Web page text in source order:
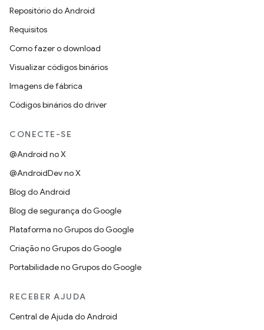
Repositório do Android
Requisitos
Como fazer o download
Visualizar códigos binários
Imagens de fábrica
Códigos binários do driver
CONECTE-SE
@Android no X
@AndroidDev no X
Blog do Android
Blog de segurança do Google
Plataforma no Grupos do Google
Criação no Grupos do Google
Portabilidade no Grupos do Google
RECEBER AJUDA
Central de Ajuda do Android